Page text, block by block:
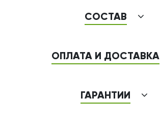
СОСТАВ
ОПЛАТА И ДОСТАВКА
ГАРАНТИИ